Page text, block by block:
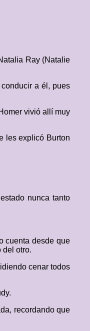
Ray (Natalie
a él, pues
vivió allí muy
les explicó Burton
nunca tanto
cuenta desde que
del otro.
cenar todos
recordando que